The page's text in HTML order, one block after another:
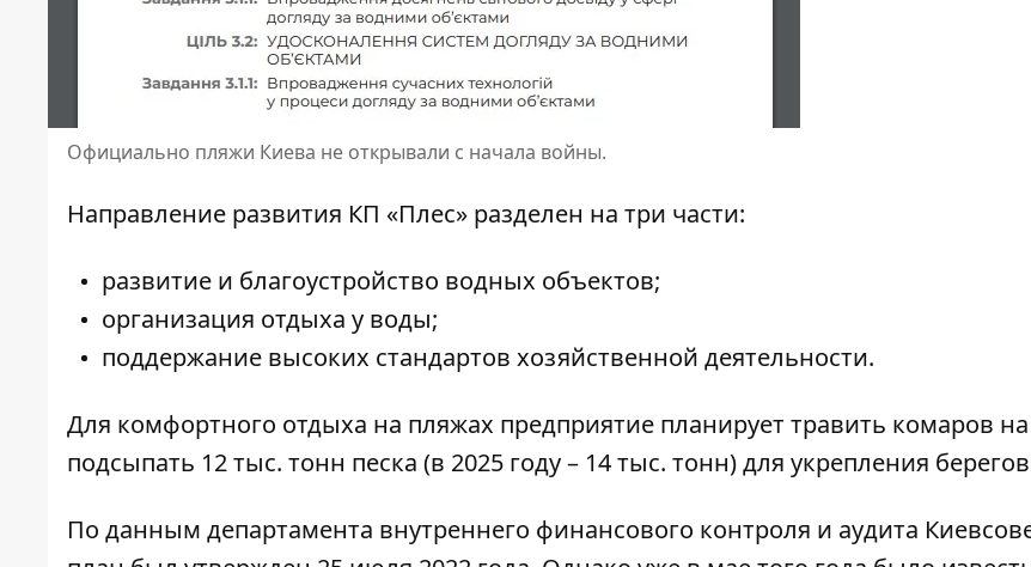
Официально пляжи Киева не открывали с начала войны.
Направление развития КП «Плес» разделен на три части:
развитие и благоустройство водных объектов;
организация отдыха у воды;
поддержание высоких стандартов хозяйственной деятельности.
Для комфортного отдыха на пляжах предприятие планирует травить комаров на
подсыпать 12 тыс. тонн песка (в 2025 году – 14 тыс. тонн) для укрепления
По данным департамента внутреннего финансового контроля и аудита